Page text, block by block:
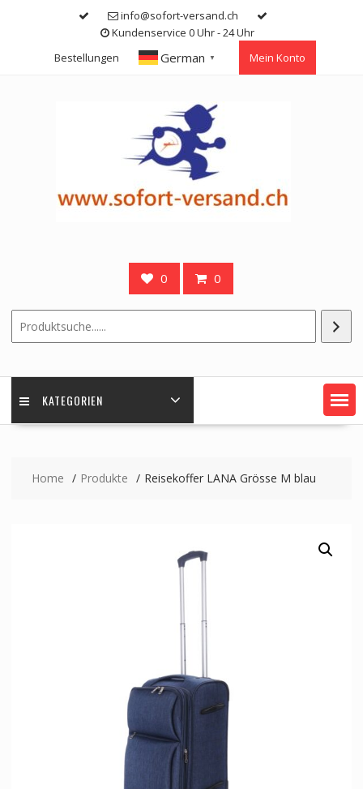
info@sofort-versand.ch
Kundenservice 0 Uhr - 24 Uhr
Bestellungen
German ▼ Mein Konto
0 0
KATEGORIEN
Home Produkte Reisekoffer LANA Grösse M blau